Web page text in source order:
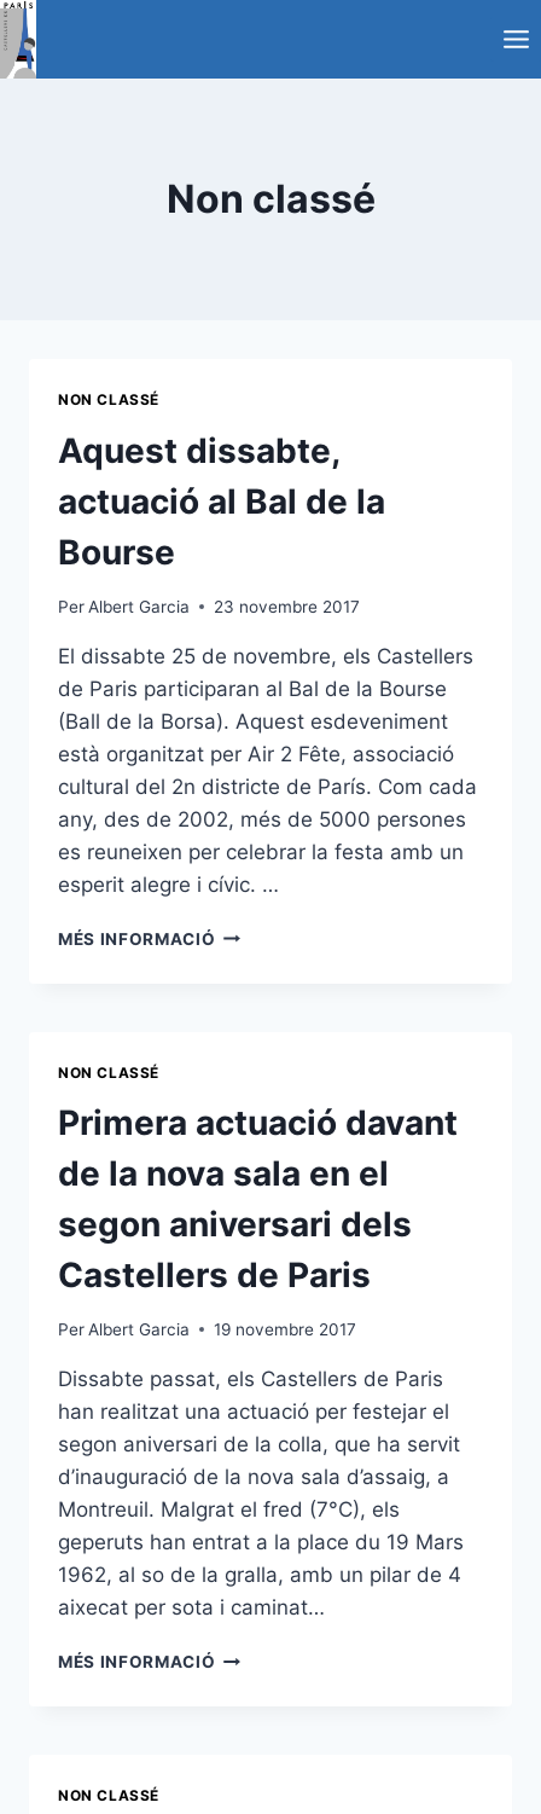
Vés
al
contingut
Non classé
NON CLASSÉ
Aquest dissabte,
actuació al Bal de la
Bourse
PerAlbert Garcia 23 novembre 2017
El dissabte 25 de novembre, els Castellers
de Paris participaran al Bal de la Bourse
(Ball de la Borsa). Aquest esdeveniment
està organitzat per Air 2 Fête, associació
cultural del 2n districte de París. Com cada
any, des de 2002, més de 5000 persones
es reuneixen per celebrar la festa amb un
esperit alegre i cívic. …
MÉS INFORMACIÓ AQUEST
BOURSE
NON CLASSÉ
Primera actuació davant
de la nova sala en el
segon aniversari dels
Castellers de Paris
PerAlbert Garcia 19 novembre 2017
Dissabte passat, els Castellers de Paris
han realitzat una actuació per festejar el
segon aniversari de la colla, que ha servit
d’inauguració de la nova sala d’assaig, a
Montreuil. Malgrat el fred (7°C), els
geperuts han entrat a la place du 19 Mars
1962, al so de la gralla, amb un pilar de 4
aixecat per sota i caminat…
MÉS INFORMACIÓ PRIMERA
NON CLASSÉ